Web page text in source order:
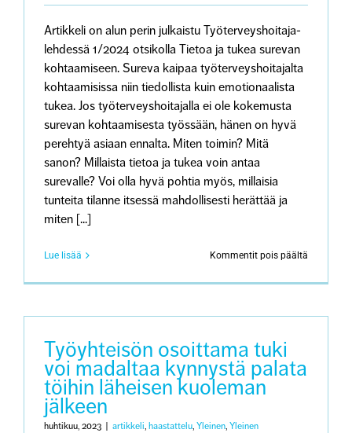
Artikkeli on alun perin julkaistu Työterveyshoitaja-
lehdessä 1/2024 otsikolla Tietoa ja tukea surevan
kohtaamiseen. Sureva kaipaa työterveyshoitajalta
kohtaamisissa niin tiedollista kuin emotionaalista
tukea. Jos työterveyshoitajalla ei ole kokemusta
surevan kohtaamisesta työssään, hänen on hyvä
perehtyä asiaan ennalta. Miten toimin? Mitä
sanon? Millaista tietoa ja tukea voin antaa
surevalle? Voi olla hyvä pohtia myös, millaisia
tunteita tilanne itsessä mahdollisesti herättää ja
miten [...]
Lue lisää Kommentit pois päältä
arvostaa
Työyhteisön osoittama tuki
voi madaltaa kynnystä palata
töihin läheisen kuoleman
jälkeen
huhtikuu, 2023 artikkeli, haastattelu, Yleinen, Yleinen